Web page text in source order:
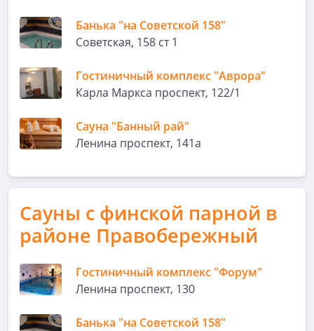
Банька "на Советской 158"
Советская, 158 ст 1
Гостиничный комплекс "Аврора"
Карла Маркса проспект, 122/1
Сауна "Банный рай"
Ленина проспект, 141а
Сауны с финской парной в
районе Правобережный
Гостиничный комплекс "Форум"
Ленина проспект, 130
Банька "на Советской 158"